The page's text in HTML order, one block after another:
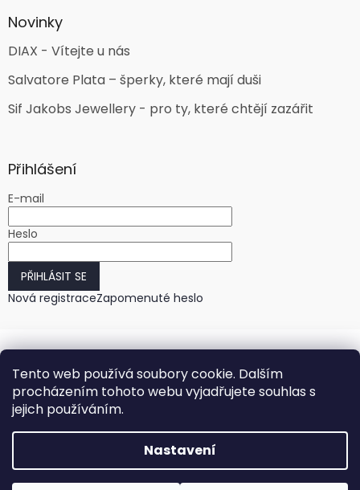
Tento web používá soubory cookie. Dalším
procházením tohoto webu vyjadřujete souhlas s
jejich používáním.
Nastavení
Novinky
DIAX - Vítejte u nás
Salvatore Plata – šperky, které mají duši
Sif Jakobs Jewellery - pro ty, které chtějí zazářit
Přihlášení
E-mail
Heslo
PŘIHLÁSIT SE
Nová registraceZapomenuté heslo